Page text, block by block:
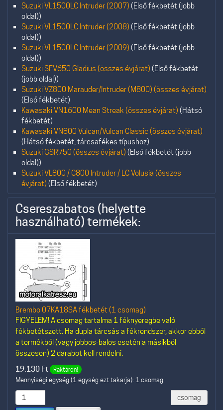
Suzuki VL1500LC Intruder (2007) (Első fékbetét (jobb
oldal))
Suzuki VL1500LC Intruder (2008) (Első fékbetét (jobb
oldal))
Suzuki VL1500LC Intruder (2009) (Első fékbetét (jobb
oldal))
Suzuki SFV650 Gladius (összes évjárat) (Első fékbetét
(jobb oldal))
Suzuki VZ800 Marauder/Intruder (M800) (összes évjárat)
(Első fékbetét)
Kawasaki VN1600 Mean Streak (összes évjárat) (Hátsó
fékbetét)
Kawasaki VN800 Vulcan/Vulcan Classic (összes évjárat)
(Hátsó fékbetét, tárcsafékes típushoz)
Suzuki GSR750 (összes évjárat) (Első fékbetét (jobb
oldal))
Suzuki VL800 / C800 Intruder / LC Volusia (összes
évjárat) (Első fékbetét)
Csereszabatos (helyette
használható) termékek:
Brembo 07KA18SA fékbetét (1 csomag)
FIGYELEM! A csomag tartalma 1 féknyeregbe való
fékbetétszett. Ha dupla tárcsás a fékrendszer, akkor ebből
a termékből (vagy jobbos-balos esetén a másikból
összesen) 2 darabot kell rendelni.
19.130 Ft Raktáron!
Mennyiségi egység (1 egység ezt takarja): 1 csomag
csomag